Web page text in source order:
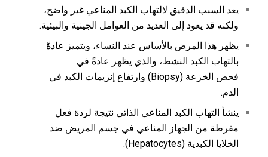
يعد السبب الدقيق لالتهاب الكبد المناعي غير واضح،
ولكنه قد يعود إلى العديد من العوامل الجينية والبيئية.
يظهر هذا المرض بالأساس عند النساء، ويتميز عادةً
بالتهاب الكبد النشط، والذي يظهر عادةً في
فحص الخزعة (Biopsy) وارتفاع إنزيمات الكبد في
الدم.
ينشأ التهاب الكبد المناعي الذاتي نتيجة لردة فعل
مفرطة من الجهاز المناعي في جسم المريض ضد
الخلايا الكبدية (Hepatocytes).